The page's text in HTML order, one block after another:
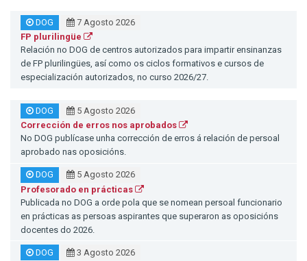
DOG
7 Agosto 2026
FP plurilingüe
Relación no DOG de centros autorizados para impartir ensinanzas
de FP plurilingües, así como os ciclos formativos e cursos de
especialización autorizados, no curso 2026/27.
DOG
5 Agosto 2026
Corrección de erros nos aprobados
No DOG publícase unha corrección de erros á relación de persoal
aprobado nas oposicións.
DOG
5 Agosto 2026
Profesorado en prácticas
Publicada no DOG a orde pola que se nomean persoal funcionario
en prácticas as persoas aspirantes que superaron as oposicións
docentes do 2026.
DOG
3 Agosto 2026